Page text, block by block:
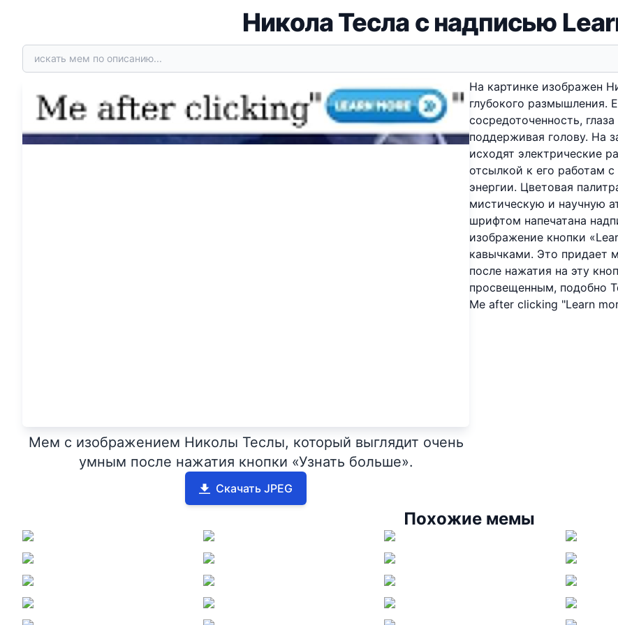
Никола Тесла с надписью
Мем с изображением Николы Теслы, который выглядит очень
умным после нажатия кнопки «Узнать больше».
Скачать JPEG
На картинке изображен
глубокого размышления.
сосредоточенность,
поддерживая голову. На
исходят электрические
отсылкой к его работам
энергии. Цветовая
мистическую и научную
шрифтом напечатана
изображение кнопки
кавычками. Это придает
после нажатия на эту
просвещенным, подобно
Me after clicking "Learn
Похожие мемы